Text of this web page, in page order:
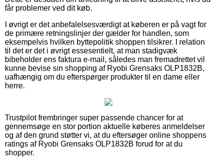
får problemer ved dit køb.
I øvrigt er det anbefalelsesværdigt at køberen er på vagt for
de primære retningslinjer der gælder for handlen, som
eksempelvis hvilken byttepolitik shoppen tilsikrer. I relation
til det er det i øvrigt essesentielt, at man stadigvæk
bibeholder ens faktura e-mail, således man fremadrettet vil
kunne bevise sin shopping af Ryobi Grensaks OLP1832B,
uafhængig om du efterspørger produkter til en dame eller
herre.
Trustpilot frembringer super passende chancer for at
gennemsøge en stor portion aktuelle køberes anmeldelser
og af den grund støtter vi, at du eftersøger online shoppens
ratings af Ryobi Grensaks OLP1832B forud for at du
shopper.